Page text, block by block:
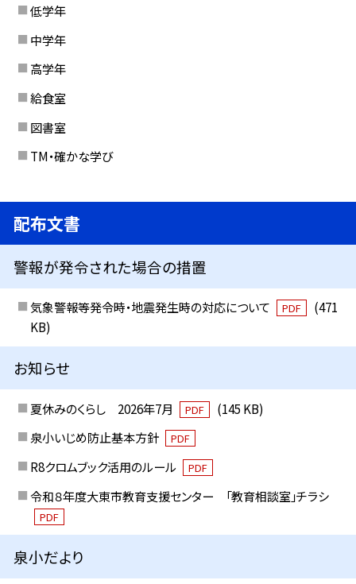
低学年
中学年
高学年
給食室
図書室
TM・確かな学び
配布文書
警報が発令された場合の措置
気象警報等発令時・地震発生時の対応について PDF
(471
KB)
お知らせ
夏休みのくらし 2026年7月 PDF
(145 KB)
泉小いじめ防止基本方針
PDF
R8クロムブック活用のルール PDF
令和８年度大東市教育支援センター 「教育相談室」チラシ
PDF
泉小だより